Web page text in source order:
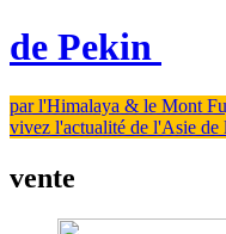
de Pekin
par l'Himalaya & le Mont
vivez l'actualité de l'Asie de
vente